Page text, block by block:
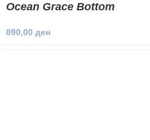
Ocean Grace Bottom
890,00 ден